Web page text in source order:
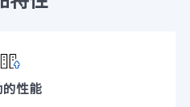
的性能